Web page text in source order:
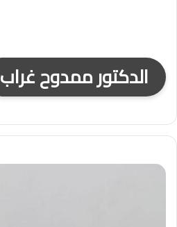
الدكتور ممدوح غراب